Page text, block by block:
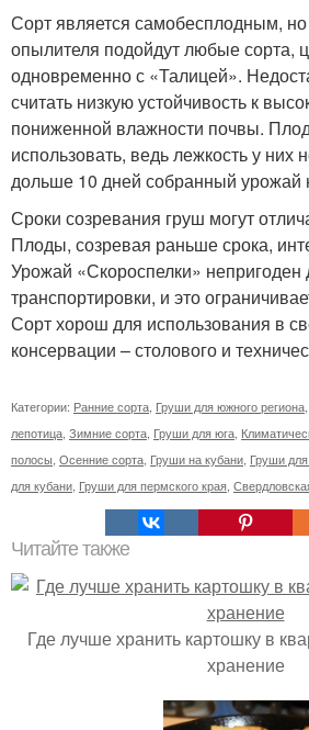
Сорт является самобесплодным, но
опылителя подойдут любые сорта,
одновременно с «Талицей».
считать низкую устойчивость к
пониженной влажности почвы.
использовать, ведь лежкость у них
дольше 10 дней собранный урожай
Сроки созревания груш могут
Плоды, созревая раньше срока,
Урожай «Скороспелки» непригоден
транспортировки, и это
Сорт хорош для использования в
консервации – столового и
Категории: Ранние сорта Груши для южного региона
лепотица Зимние сорта Груши для юга
полосы Осенние сорта Груши на кубани Груши
для кубани Груши для пермского края
Читайте также
Где лучше хранить картошку в
хранение